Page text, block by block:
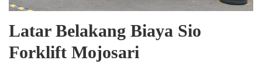
Latar Belakang Biaya Sio
Forklift Mojosari